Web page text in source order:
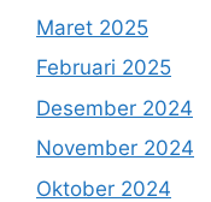
Maret 2025
Februari 2025
Desember 2024
November 2024
Oktober 2024